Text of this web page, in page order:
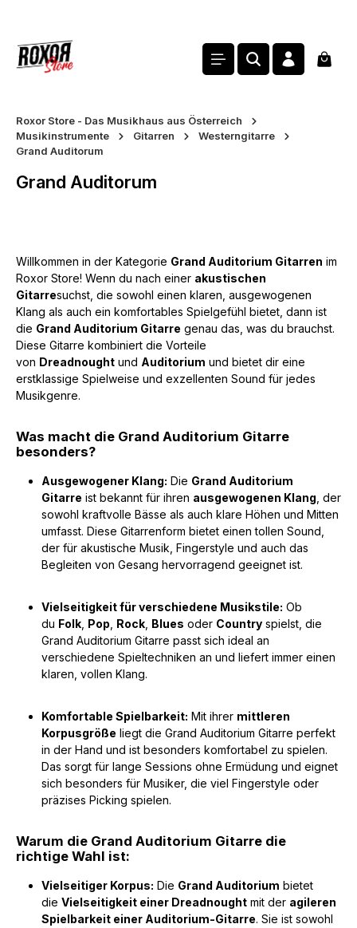
Roxor Store - Das Musikhaus aus Österreich
Musikinstrumente
Gitarren
Westerngitarre
Grand Auditorum
Grand Auditorum
Willkommen in der Kategorie Grand Auditorium Gitarren im
Roxor Store! Wenn du nach einer akustischen
Gitarresuchst, die sowohl einen klaren, ausgewogenen
Klang als auch ein komfortables Spielgefühl bietet, dann ist
die Grand Auditorium Gitarre genau das, was du brauchst.
Diese Gitarre kombiniert die Vorteile
von Dreadnought und Auditorium und bietet dir eine
erstklassige Spielweise und exzellenten Sound für jedes
Musikgenre.
Was macht die Grand Auditorium Gitarre
besonders?
Ausgewogener Klang: Die Grand Auditorium
Gitarre ist bekannt für ihren ausgewogenen Klang , der
sowohl kraftvolle Bässe als auch klare Höhen und Mitten
umfasst. Diese Gitarrenform bietet einen tollen Sound,
der für akustische Musik, Fingerstyle und auch das
Begleiten von Gesang hervorragend geeignet ist.
Vielseitigkeit für verschiedene Musikstile: Ob
du Folk Pop Rock Blues oder Country spielst, die
Grand Auditorium Gitarre passt sich ideal an
verschiedene Spieltechniken an und liefert immer einen
klaren, vollen Klang.
Komfortable Spielbarkeit: Mit ihrer mittleren
Korpusgröße liegt die Grand Auditorium Gitarre perfekt
in der Hand und ist besonders komfortabel zu spielen.
Das sorgt für lange Sessions ohne Ermüdung und eignet
sich besonders für Musiker, die viel Fingerstyle oder
präzises Picking spielen.
Warum die Grand Auditorium Gitarre die
richtige Wahl ist:
Vielseitiger Korpus: Die Grand Auditorium bietet
die Vielseitigkeit einer Dreadnought mit der agileren
Spielbarkeit einer Auditorium-Gitarre. Sie ist sowohl